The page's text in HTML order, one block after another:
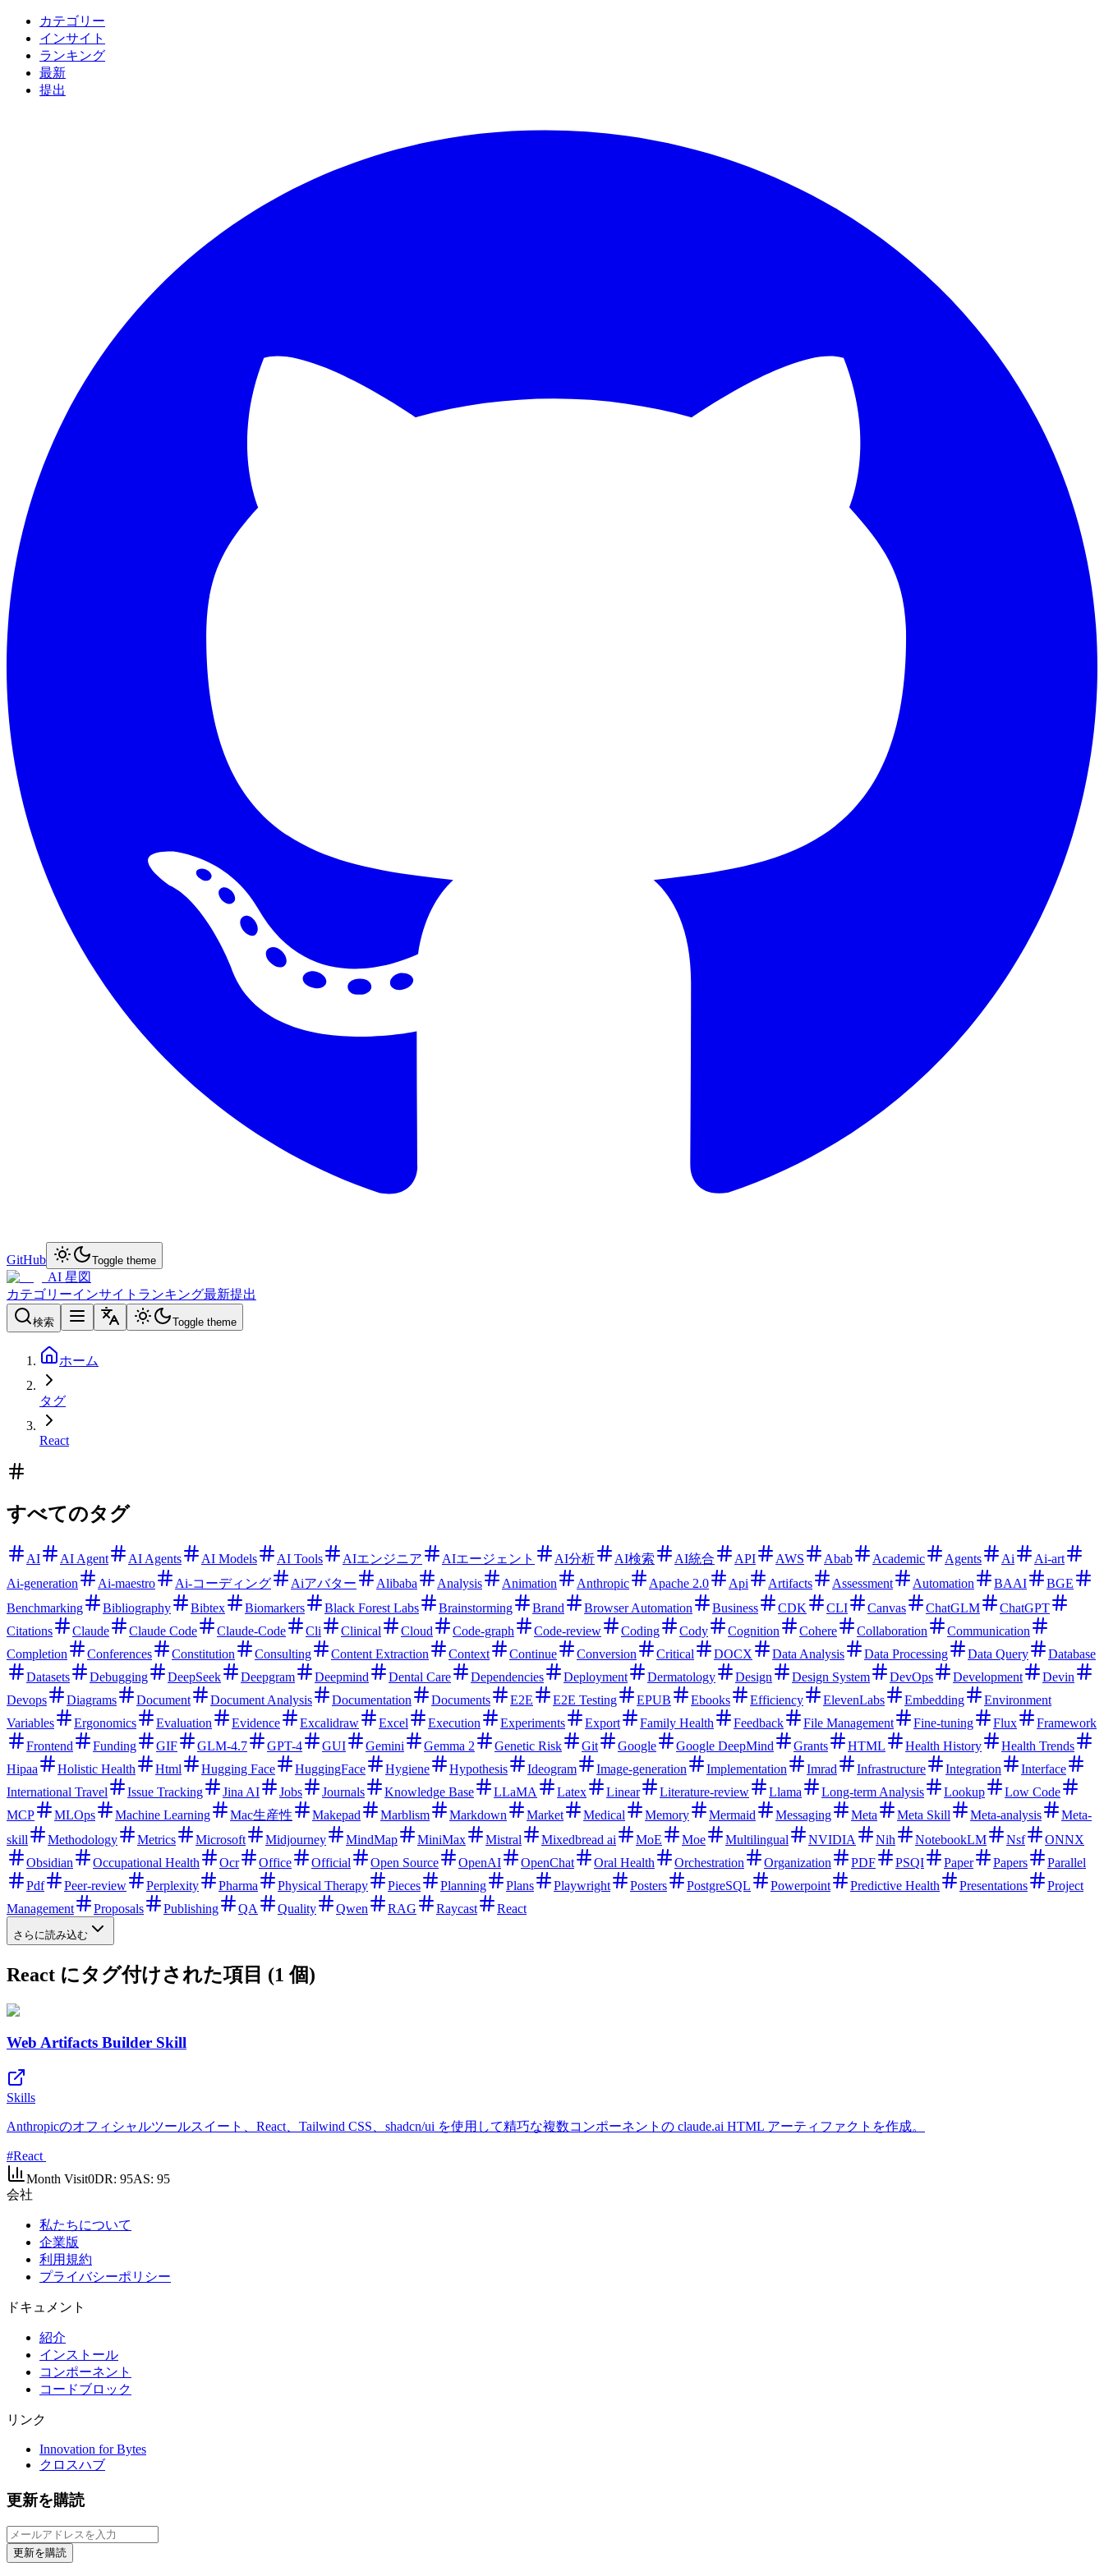
カテゴリー
インサイト
ランキング
最新
提出
GitHub Toggle theme
AI 星図
カテゴリーインサイト ランキング最新提出
検索 Toggle theme
ホーム
タグ
React
すべてのタグ
AI AI Agent AI Agents AI Models AI Tools AIエンジニア AIエージェント AI分析 AI検索 AI統合 API AWS Abab Academic Agents Ai
Ai-art
Ai-generation
Ai-maestro Ai-コーディング Aiアバター Alibaba Analysis Animation Anthropic Apache 2.0 Api Artifacts Assessment Automation BAAI
BGE
Benchmarking
Bibliography Bibtex Biomarkers Black Forest Labs Brainstorming Brand Browser Automation Business CDK CLI Canvas ChatGLM
ChatGPT
Citations
Claude Claude Code Claude-Code Cli Clinical Cloud Code-graph Code-review Coding Cody Cognition Cohere Collaboration
Communication
Completion
Conferences Constitution Consulting Content Extraction Context Continue Conversion Critical DOCX Data Analysis Data Processing Data Query
Database
Datasets
Debugging DeepSeek Deepgram Deepmind Dental Care Dependencies Deployment Dermatology Design Design System DevOps Development
Devin
Devops
Diagrams Document Document Analysis Documentation Documents E2E E2E Testing EPUB Ebooks Efficiency ElevenLabs Embedding
Environment
Variables
Ergonomics Evaluation Evidence Excalidraw Excel Execution Experiments Export Family Health Feedback File Management Fine-tuning Flux
Framework
Frontend
Funding GIF GLM-4.7 GPT-4 GUI Gemini Gemma 2 Genetic Risk Git Google Google DeepMind Grants HTML Health History
Health Trends
Hipaa
Holistic Health Html Hugging Face HuggingFace Hygiene Hypothesis Ideogram Image-generation Implementation Imrad Infrastructure Integration
Interface
International Travel
Issue Tracking Jina AI Jobs Journals Knowledge Base LLaMA Latex Linear Literature-review Llama Long-term Analysis Lookup
Low Code
MCP
MLOps Machine Learning Mac生産性 Makepad Marblism Markdown Market Medical Memory Mermaid Messaging Meta Meta Skill Meta-analysis
Meta-
skill
Methodology Metrics Microsoft Midjourney MindMap MiniMax Mistral Mixedbread ai MoE Moe Multilingual NVIDIA Nih NotebookLM Nsf
ONNX
Obsidian
Occupational Health Ocr Office Official Open Source OpenAI OpenChat Oral Health Orchestration Organization PDF PSQI Paper Papers
Parallel
Pdf
Peer-review Perplexity Pharma Physical Therapy Pieces Planning Plans Playwright Posters PostgreSQL Powerpoint Predictive Health Presentations
Project
Management
Proposals Publishing QA Quality Qwen RAG Raycast React
さらに読み込む
React にタグ付けされた項目 (1 個)
Web Artifacts Builder Skill
Skills
Anthropicのオフィシャルツールスイート、React、Tailwind CSS、shadcn/ui を使用して精巧な複数コンポーネントの claude.ai HTML アーティファクトを作成。
#React
Month Visit0DR: 95AS: 95
会社
私たちについて
企業版
利用規約
プライバシーポリシー
ドキュメント
紹介
インストール
コンポーネント
コードブロック
リンク
Innovation for Bytes
クロスハブ
更新を購読
更新を購読